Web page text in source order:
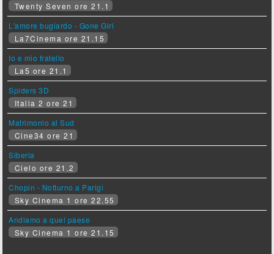
Twenty Seven ore 21.1
L'amore bugiardo - Gone Girl
La7Cinema ore 21.15
Io e mio fratello
La5 ore 21.1
Spiders 3D
Italia 2 ore 21
Matrimonio al Sud
Cine34 ore 21
Siberia
Cielo ore 21.2
Chopin - Notturno a Parigi
Sky Cinema 1 ore 22.55
Andiamo a quel paese
Sky Cinema 1 ore 21.15